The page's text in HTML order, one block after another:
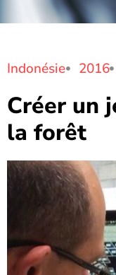
Indonésie 2016
Créer un
la forêt